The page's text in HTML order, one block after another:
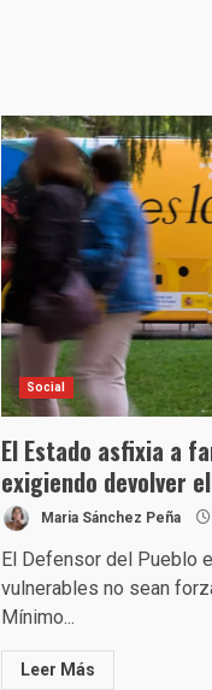
Social
El Estado asfixia a
exigiendo devolver
Maria Sánchez Peña
El Defensor del Pueblo
vulnerables no sean
Mínimo...
Leer Más